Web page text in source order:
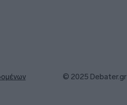
© 2025 Debater.gr